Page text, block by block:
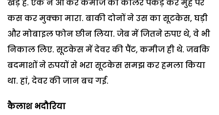
खड़े हैं. एक ने आ कर कमीज का कौलर पकड़ कर मुंह पर
कस कर मुक्का मारा. बाकी दोनों ने उस का सूटकेस, घड़ी
और मोबाइल फोन छीन लिया. जेब में जितने रुपए थे, वे भी
निकाल लिए. सूटकेस में देवर की पैंट, कमीज ही थे. जबकि
बदमाशों ने रुपयों से भरा सूटकेस समझ कर हमला किया
था. हां, देवर की जान बच गई.
कैलाश भदौरिया